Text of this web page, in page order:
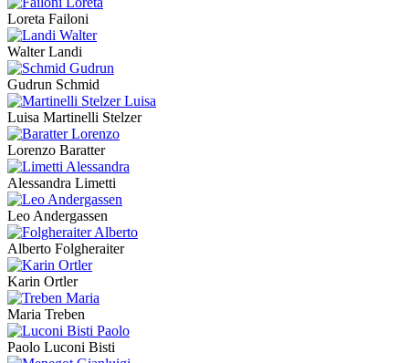
Loreta Failoni
Walter Landi
Gudrun Schmid
Luisa Martinelli Stelzer
Lorenzo Baratter
Alessandra Limetti
Leo Andergassen
Alberto Folgheraiter
Karin Ortler
Maria Treben
Paolo Luconi Bisti